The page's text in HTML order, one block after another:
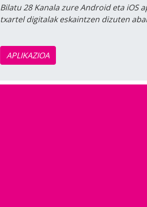
Bilatu 28 Kanala zure Android eta iOS
txartel digitalak eskaintzen dizuten
APLIKAZIOA